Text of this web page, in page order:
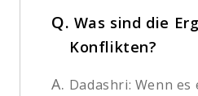
Q. Was sind die
Konflikten?
A. Dadashri: Wenn es